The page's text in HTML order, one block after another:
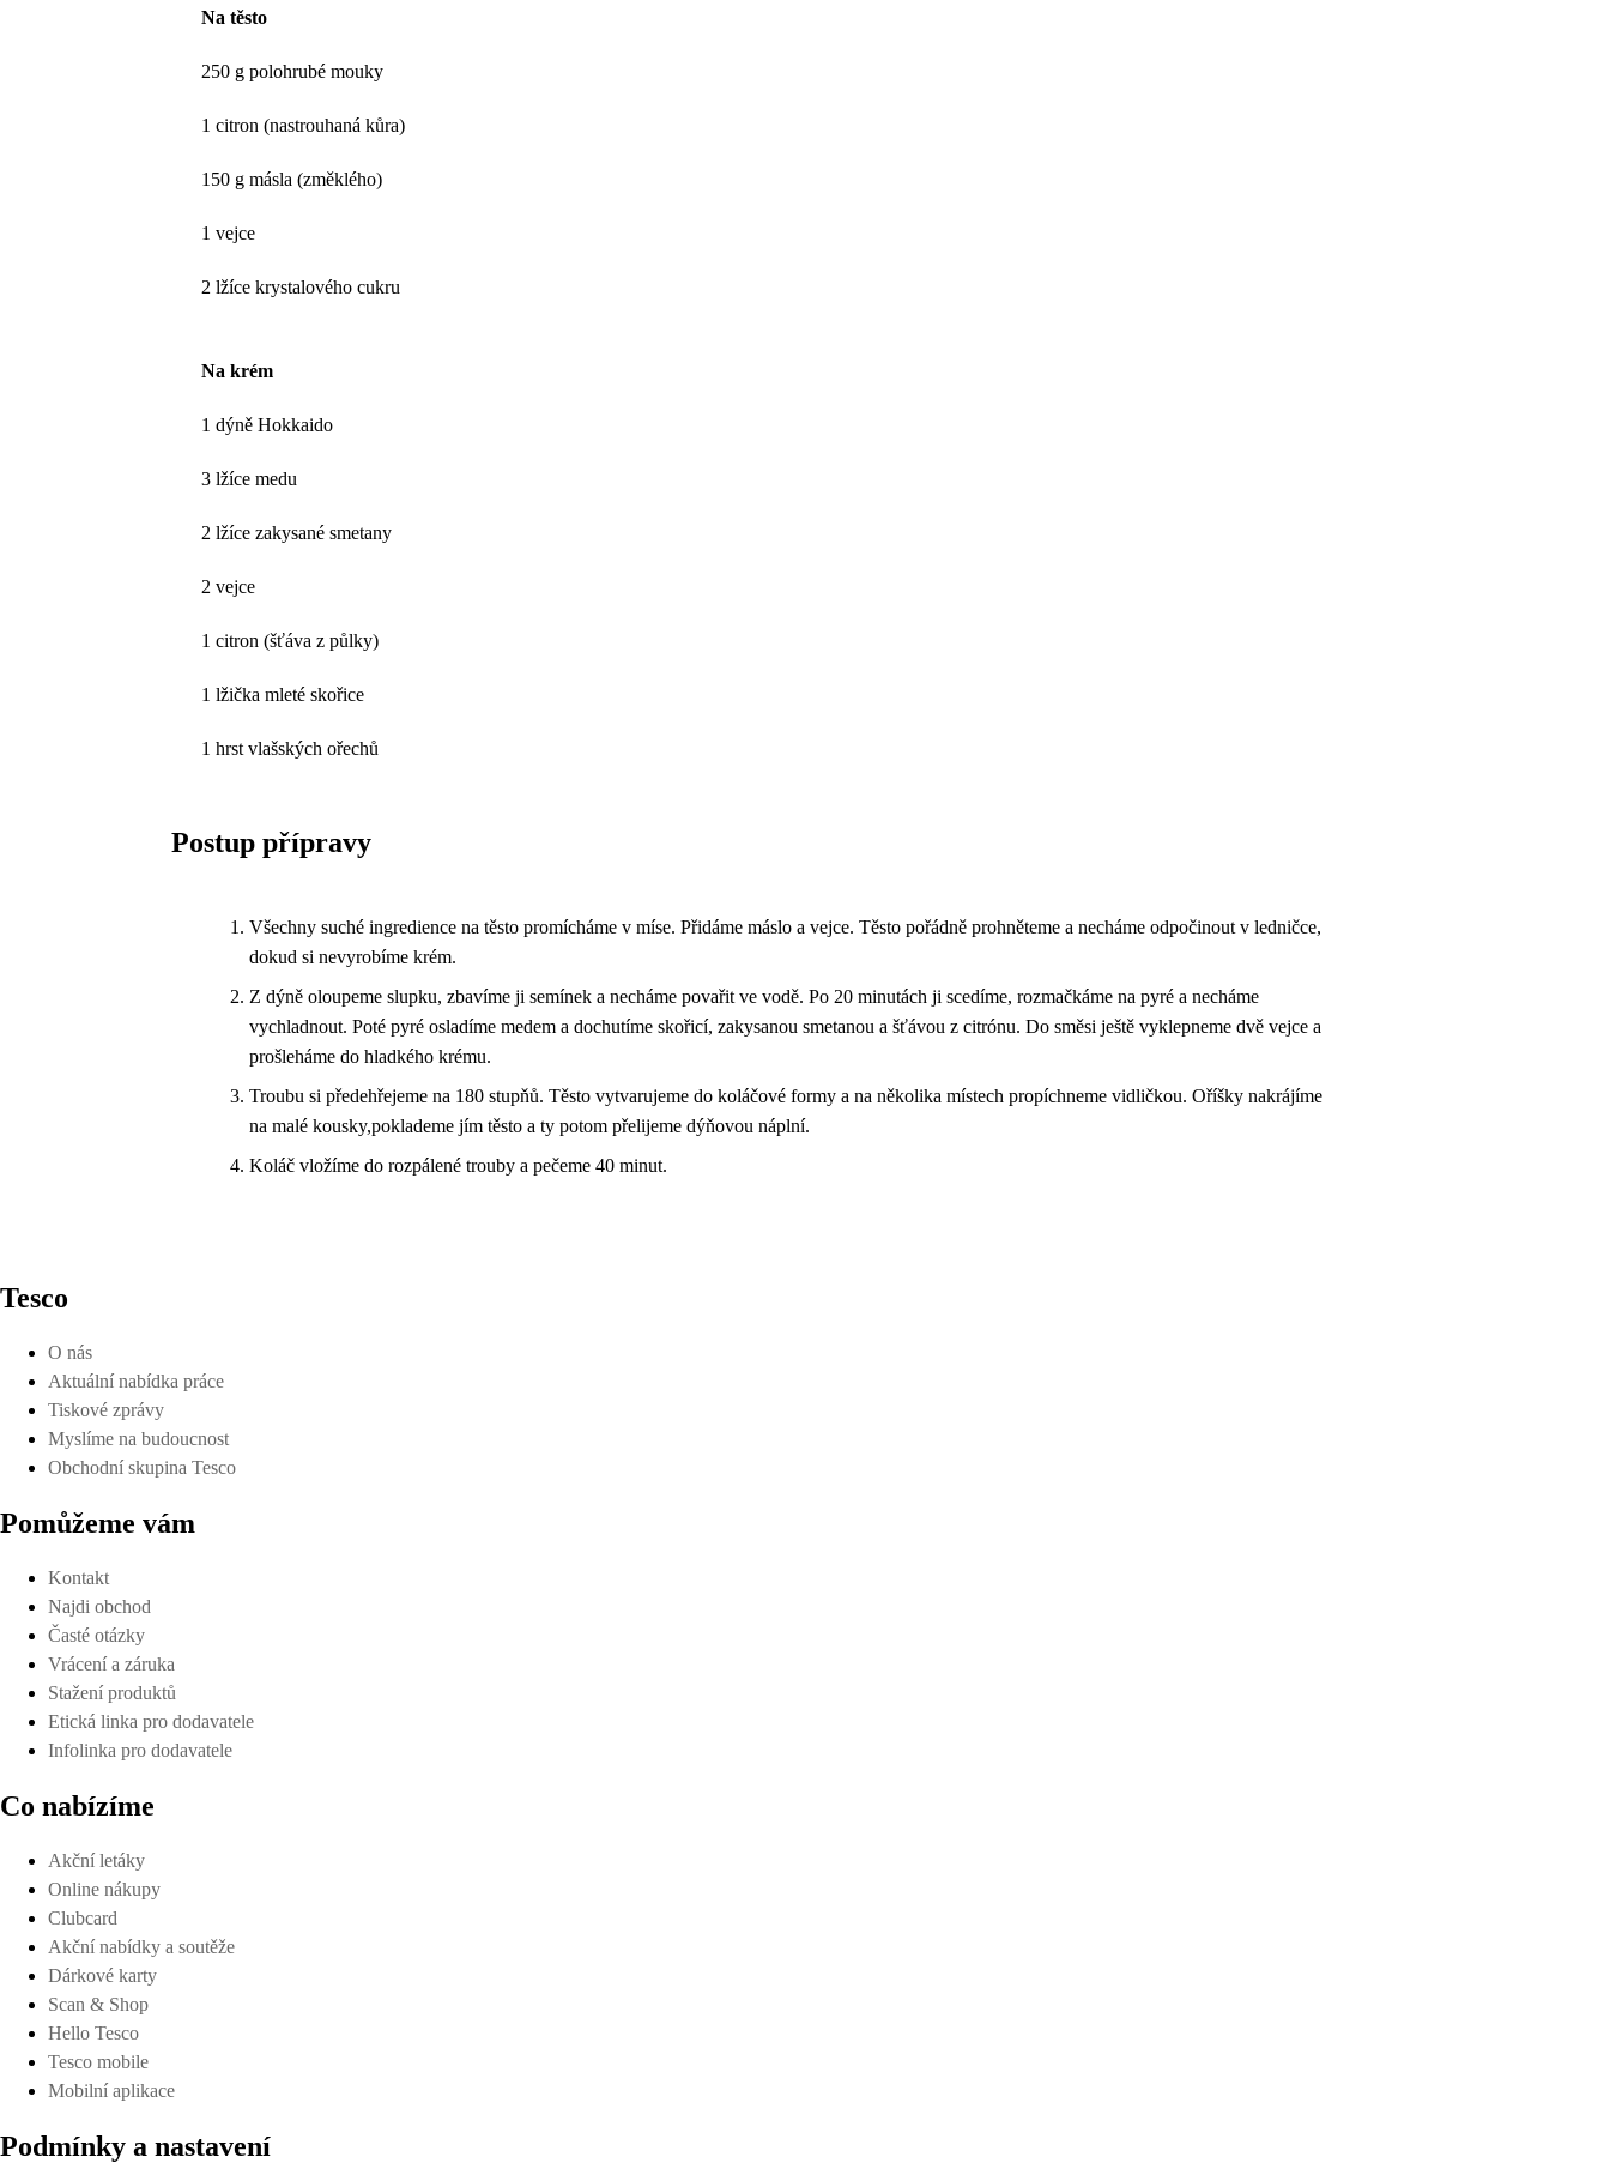
Na těsto
250 g polohrubé mouky
1 citron (nastrouhaná kůra)
150 g másla (změklého)
1 vejce
2 lžíce krystalového cukru
Na krém
1 dýně Hokkaido
3 lžíce medu
2 lžíce zakysané smetany
2 vejce
1 citron (šťáva z půlky)
1 lžička mleté skořice
1 hrst vlašských ořechů
Postup přípravy
Všechny suché ingredience na těsto promícháme v míse. Přidáme máslo a vejce. Těsto pořádně prohněteme a necháme odpočinout v ledničce,
dokud si nevyrobíme krém.
Z dýně oloupeme slupku, zbavíme ji semínek a necháme povařit ve vodě. Po 20 minutách ji scedíme, rozmačkáme na pyré a necháme
vychladnout. Poté pyré osladíme medem a dochutíme skořicí, zakysanou smetanou a šťávou z citrónu. Do směsi ještě vyklepneme dvě vejce a
prošleháme do hladkého krému.
Troubu si předehřejeme na 180 stupňů. Těsto vytvarujeme do koláčové formy a na několika místech propíchneme vidličkou. Oříšky nakrájíme
na malé kousky,poklademe jím těsto a ty potom přelijeme dýňovou náplní.
Koláč vložíme do rozpálené trouby a pečeme 40 minut.
Tesco
O nás
Aktuální nabídka práce
Tiskové zprávy
Myslíme na budoucnost
Obchodní skupina Tesco
Pomůžeme vám
Kontakt
Najdi obchod
Časté otázky
Vrácení a záruka
Stažení produktů
Etická linka pro dodavatele
Infolinka pro dodavatele
Co nabízíme
Akční letáky
Online nákupy
Clubcard
Akční nabídky a soutěže
Dárkové karty
Scan & Shop
Hello Tesco
Tesco mobile
Mobilní aplikace
Podmínky a nastavení